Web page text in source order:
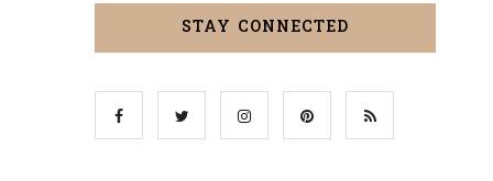
STAY CONNECTED